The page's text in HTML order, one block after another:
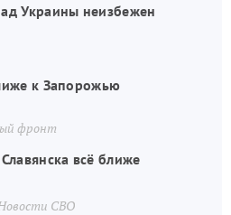
Украины неизбежен
к Запорожью
фронт
всё ближе
СВО